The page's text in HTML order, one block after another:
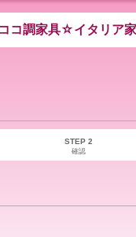
コ調家具☆イタリア
STEP 2
確認